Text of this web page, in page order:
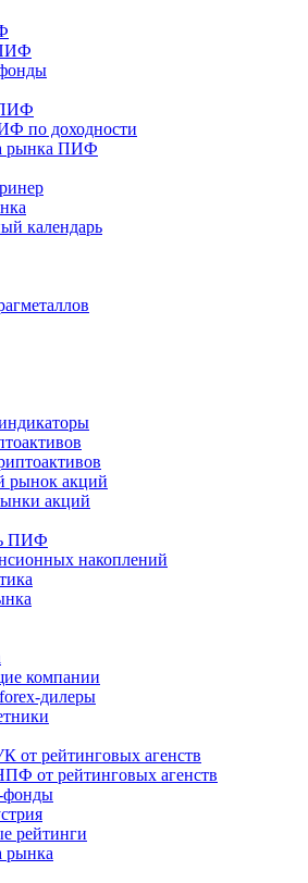
по доходности
рынка ПИФ
календарь
рынок акций
акций
ПИФ
накоплений
компании
дилеры
от рейтинговых агенств
от рейтинговых агенств
фонды
рейтинги
рынка